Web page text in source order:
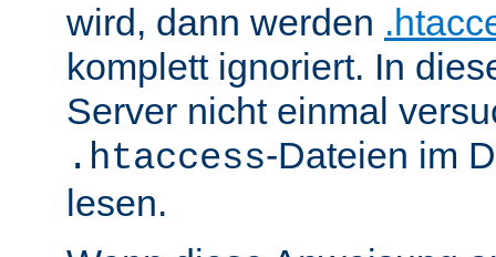
wird, dann werden
komplett ignoriert. In
Server nicht einmal
.htaccess-Dateien im
lesen.